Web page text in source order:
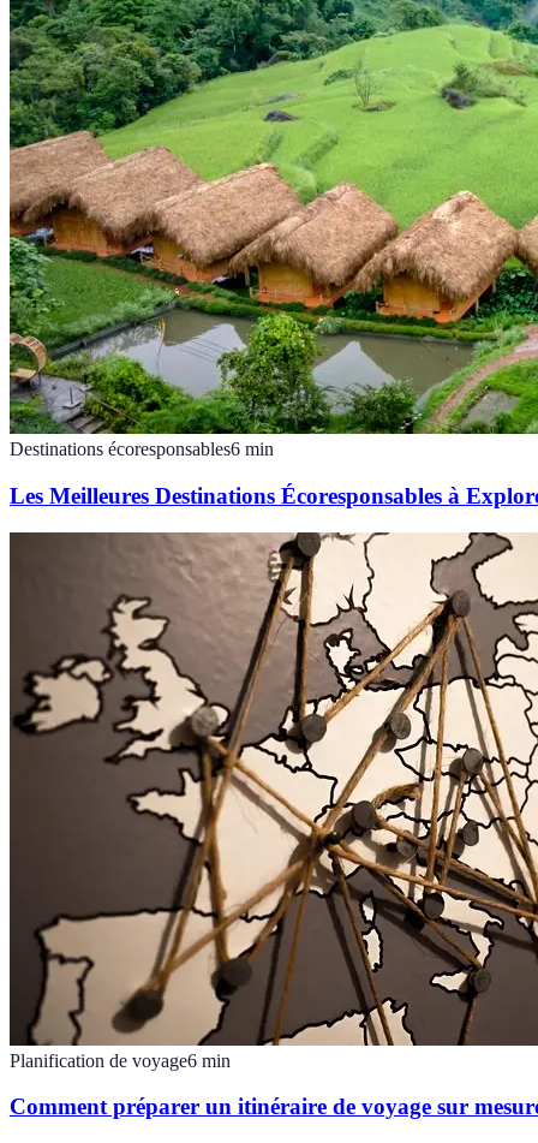
Destinations écoresponsables6 min
Les Meilleures Destinations Écoresponsables à
Planification de voyage6 min
Comment préparer un itinéraire de voyage sur